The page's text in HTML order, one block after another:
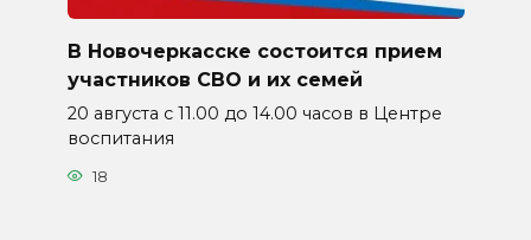
В Новочеркасске состоится прием
участников СВО и их семей
20 августа с 11.00 до 14.00 часов в Центре
воспитания
18